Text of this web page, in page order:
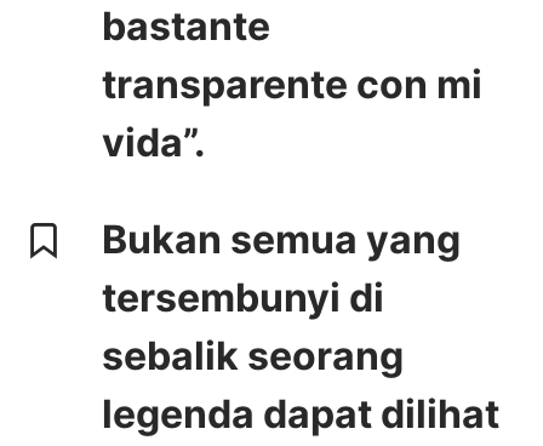
bastante
transparente con mi
vida”.
Bukan semua yang
tersembunyi di
sebalik seorang
legenda dapat dilihat